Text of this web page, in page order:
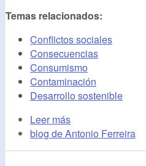
Temas relacionados:
Conflictos sociales
Consecuencias
Consumismo
Contaminación
Desarrollo sostenible
Leer más
blog de Antonio Ferreira